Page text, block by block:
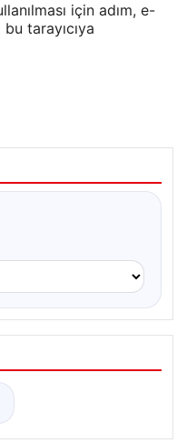
için adım, e-
tarayıcıya